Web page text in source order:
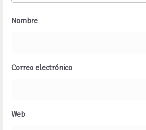
Nombre
Correo electrónico
Web